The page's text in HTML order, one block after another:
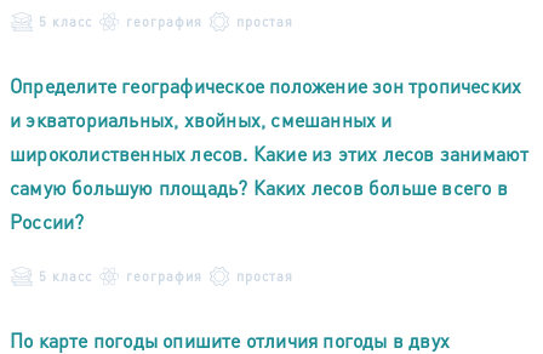
5 класс география простая
Определите географическое положение зон тропических
и экваториальных, хвойных, смешанных и
широколиственных лесов. Какие из этих лесов занимают
самую большую площадь? Каких лесов больше всего в
России?
5 класс география простая
По карте погоды опишите отличия погоды в двух